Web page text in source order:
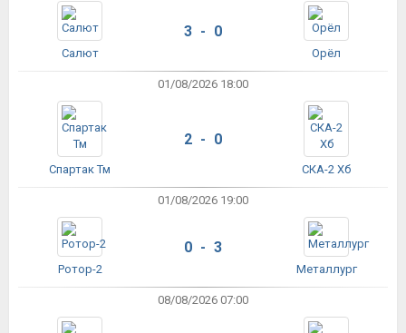
Салют
3 - 0
Орёл
01/08/2026 18:00
Спартак Тм
2 - 0
СКА-2 Хб
01/08/2026 19:00
Ротор-2
0 - 3
Металлург
08/08/2026 07:00